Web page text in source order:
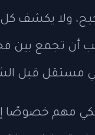
ولا
مستقل قبل
مهم